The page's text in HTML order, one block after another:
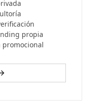
propia
promocional